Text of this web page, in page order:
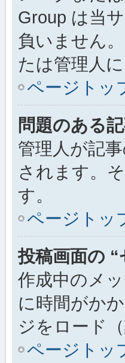
Group は当
負いません
たは管理人
ページトッ
問題のある
管理人が記
されます。
す。
ページトッ
投稿画面の
作成中のメ
に時間がか
ジをロード
ページトッ